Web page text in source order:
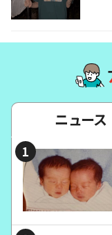
ニュース